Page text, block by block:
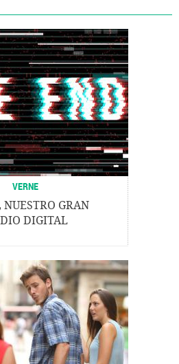
VERNE
NUESTRO GRAN
DIGITAL